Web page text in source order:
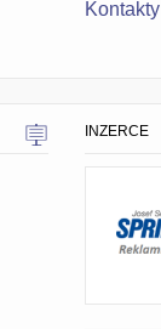
Kontakty
INZERCE